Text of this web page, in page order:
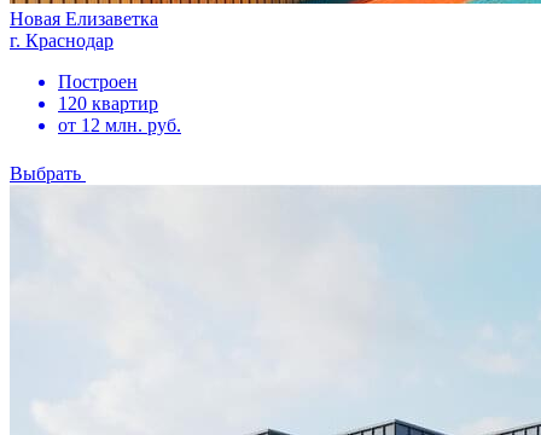
Новая Елизаветка
г. Краснодар
Построен
120 квартир
от 12 млн. руб.
Выбрать